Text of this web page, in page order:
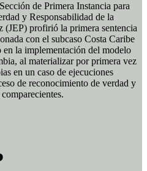
de Primera Instancia para
y Responsabilidad de la
(JEP) profirió la primera sentencia
con el subcaso Costa Caribe
la implementación del modelo
al materializar por primera vez
en un caso de ejecuciones
de reconocimiento de verdad y